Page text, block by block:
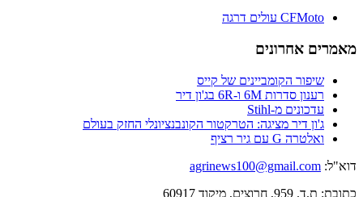
CFMoto עולים דרגה
מאמרים אחרונים
שיפור הקומביינים של קייס
רענון סדרות 6M ו-6R בג'ון דיר
עדכונים מ-Stihl
ג'ון דיר מציגה: הטרקטור הקונבנציונלי החזק בעולם
ואלטרה G עם גיר רציף
דוא"ל: agrinews100@gmail.com
כתובת: ת.ד. 959, חרוצים, מיקוד 60917